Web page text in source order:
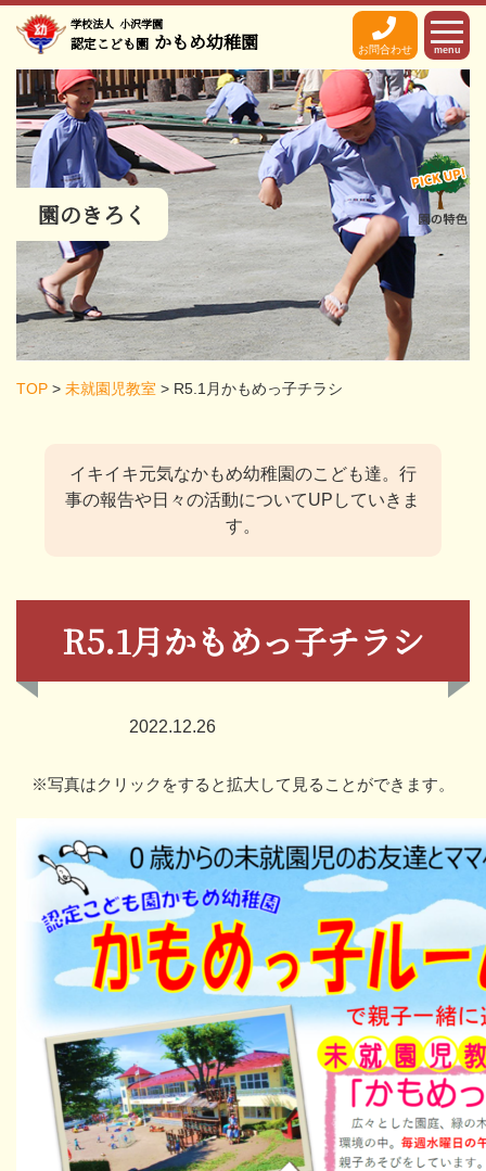
学校法人 小沢学園
認定こども園 かもめ幼稚園 お問合わせ menu
園のきろく
TOP > 未就園児教室 > R5.1月かもめっ子チラシ
イキイキ元気なかもめ幼稚園のこども達。 行
事の報告や日々の活動についてUPしていきま
す。
R5.1月かもめっ子チラシ
2022.12.26
※写真はクリックをすると拡大して見ることができます。